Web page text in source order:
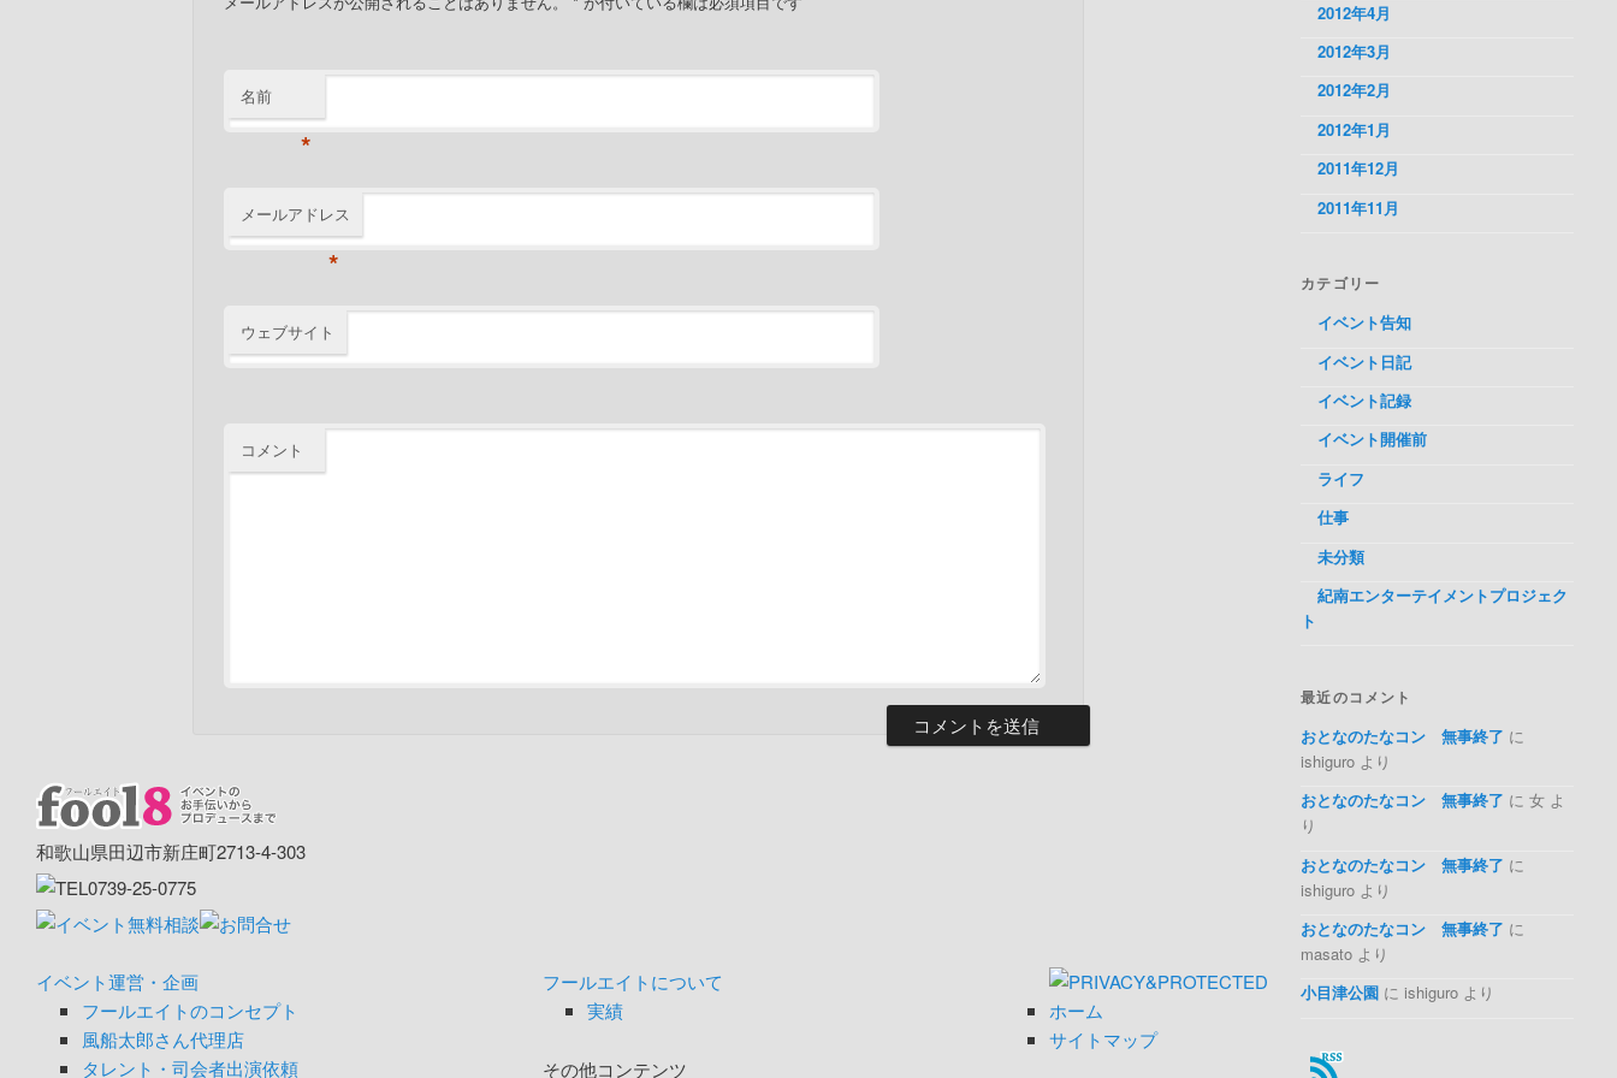
名前
*
メールアドレス
*
ウェブサイト
コメント
2012年4月
2012年3月
2012年2月
2012年1月
2011年12月
2011年11月
カテゴリー
イベント告知
イベント日記
イベント記録
イベント開催前
ライフ
仕事
未分類
紀南エンターテイメントプロジェク
ト
最近のコメント
おとなのたなコン 無事終了 に
ishiguro より
おとなのたなコン 無事終了 に 女 よ
り
おとなのたなコン 無事終了 に
ishiguro より
おとなのたなコン 無事終了 に
masato より
小目津公園 に ishiguro より
和歌山県田辺市新庄町2713-4-303
イベント運営・企画
フールエイトのコンセプト
風船太郎さん代理店
タレント・司会者出演依頼
フールエイトについて
実績
その他コンテンツ
ホーム
サイトマップ